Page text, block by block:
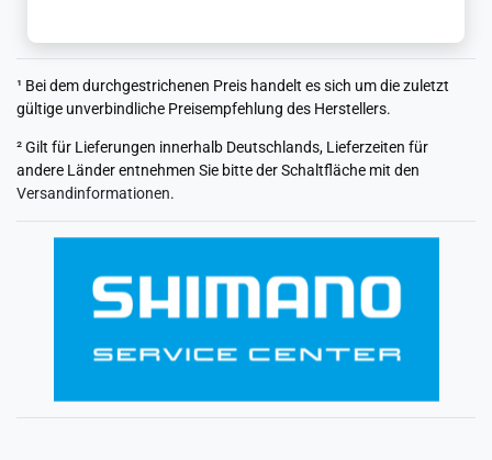
¹ Bei dem durchgestrichenen Preis handelt es sich um die zuletzt
gültige unverbindliche Preisempfehlung des Herstellers.
² Gilt für Lieferungen innerhalb Deutschlands, Lieferzeiten für
andere Länder entnehmen Sie bitte der Schaltfläche mit den
Versandinformationen.